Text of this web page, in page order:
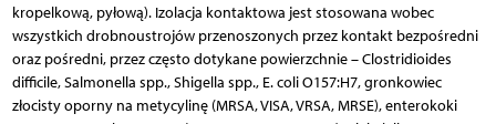
kropelkową, pyłową). Izolacja kontaktowa jest stosowana wobec
wszystkich drobnoustrojów przenoszonych przez kontakt bezpośredni
oraz pośredni, przez często dotykane powierzchnie – Clostridioides
difficile, Salmonella spp., Shigella spp., E. coli O157:H7, gronkowiec
złocisty oporny na metycylinę (MRSA, VISA, VRSA, MRSE), enterokoki